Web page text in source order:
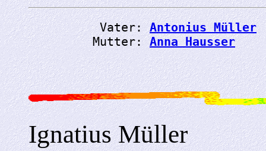
          Vater:
Antonius Müller
         Mutter:
Anna Hausser
Ignatius Müller